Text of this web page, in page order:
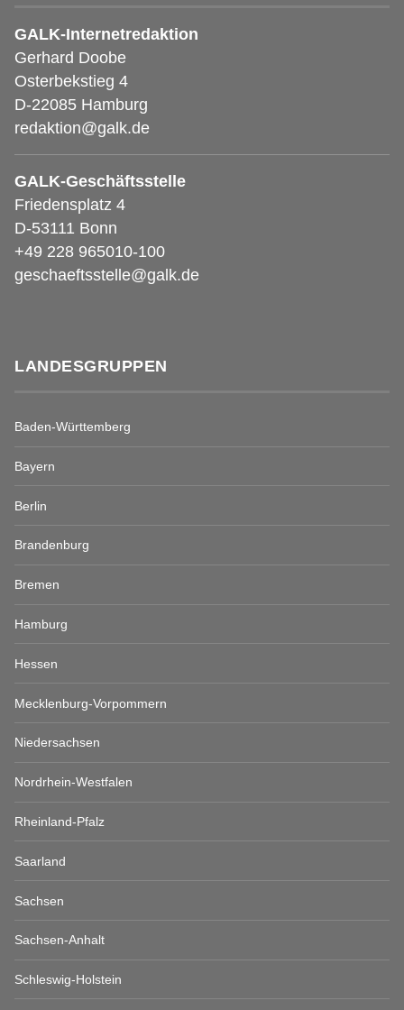
GALK-Internetredaktion
Gerhard Doobe
Osterbekstieg 4
D-22085 Hamburg
redaktion@galk.de
GALK-Geschäftsstelle
Friedensplatz 4
D-53111 Bonn
+49 228 965010-100
geschaeftsstelle@galk.de
LANDESGRUPPEN
Baden-Württemberg
Bayern
Berlin
Brandenburg
Bremen
Hamburg
Hessen
Mecklenburg-Vorpommern
Niedersachsen
Nordrhein-Westfalen
Rheinland-Pfalz
Saarland
Sachsen
Sachsen-Anhalt
Schleswig-Holstein